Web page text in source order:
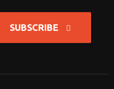
SUBSCRIBE